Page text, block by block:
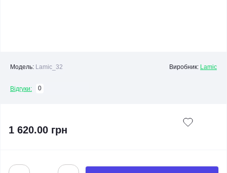
Модель: Lamic_32 Виробник: Lamic
Відгуки: 0
1 620.00 грн